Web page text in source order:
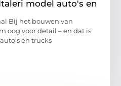
model auto's en
Bij het bouwen van
oog voor detail – en dat is
en trucks